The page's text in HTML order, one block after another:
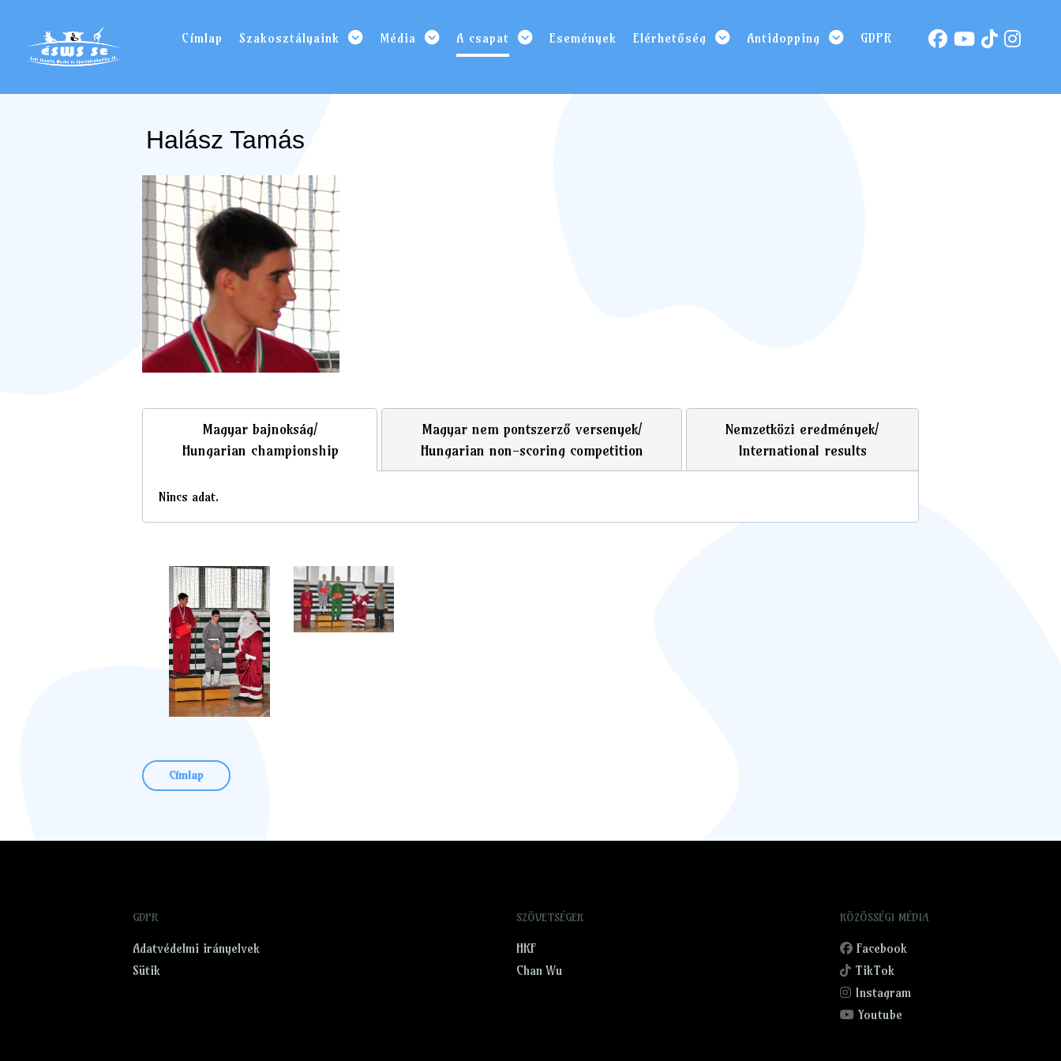
Címlap Szakosztályaink Média A csapat Események Elérhetőség Antidopping GDPR
Halász Tamás
Magyar bajnokság/
Hungarian championship
Magyar nem pontszerző versenyek/
Hungarian non-scoring competition
Nemzetközi eredmények/
International results
Nincs adat.
Címlap
GDPR
Adatvédelmi irányelvek
Sütik
SZÖVETSÉGEK
HKF
Chan Wu
KÖZÖSSÉGI MÉDIA
Facebook
TikTok
Instagram
Youtube